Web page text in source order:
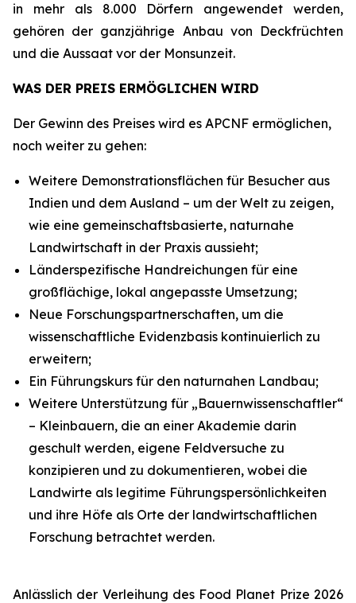
in mehr als 8.000 Dörfern angewendet werden,
gehören der ganzjährige Anbau von Deckfrüchten
und die Aussaat vor der Monsunzeit.
WAS DER PREIS ERMÖGLICHEN WIRD
Der Gewinn des Preises wird es APCNF ermöglichen,
noch weiter zu gehen:
Weitere Demonstrationsflächen für Besucher aus
Indien und dem Ausland – um der Welt zu zeigen,
wie eine gemeinschaftsbasierte, naturnahe
Landwirtschaft in der Praxis aussieht;
Länderspezifische Handreichungen für eine
großflächige, lokal angepasste Umsetzung;
Neue Forschungspartnerschaften, um die
wissenschaftliche Evidenzbasis kontinuierlich zu
erweitern;
Ein Führungskurs für den naturnahen Landbau;
Weitere Unterstützung für „Bauernwissenschaftler“
– Kleinbauern, die an einer Akademie darin
geschult werden, eigene Feldversuche zu
konzipieren und zu dokumentieren, wobei die
Landwirte als legitime Führungspersönlichkeiten
und ihre Höfe als Orte der landwirtschaftlichen
Forschung betrachtet werden.
Anlässlich der Verleihung des Food Planet Prize 2026